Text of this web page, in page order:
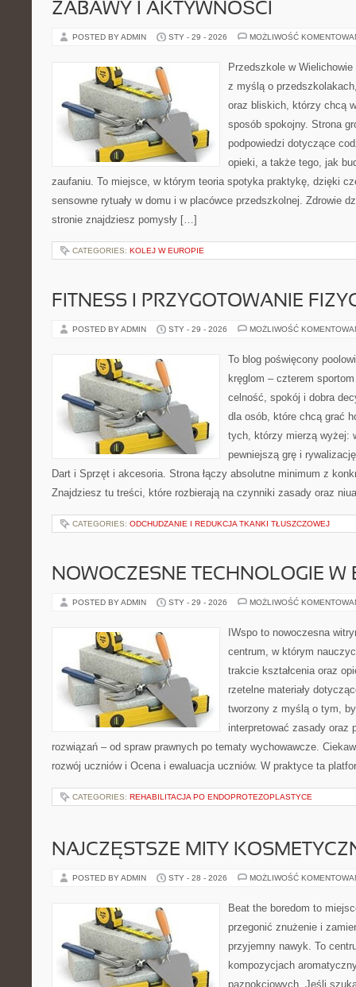
ZABAWY I AKTYWNOŚCI
POSTED BY ADMIN STY - 29 - 2026 MOŻLIWOŚĆ
Przedszkole w
z myślą o
oraz bliskich, którzy chcą
sposób spokojny. Strona
podpowiedzi dotyczące
opieki, a także tego, jak
zaufaniu. To miejsce, w którym teoria spotyka praktykę, dzięki
sensowne rytuały w domu i w placówce przedszkolnej. Zdrowie
stronie znajdziesz pomysły […]
CATEGORIES: KOLEJ W EUROPIE
FITNESS I PRZYGOTOWANIE
POSTED BY ADMIN STY - 29 - 2026 MOŻLIWOŚĆ
To blog poświęcony
kręglom – czterem
celność, spokój i dobra
dla osób, które chcą grać
tych, którzy mierzą wyżej:
pewniejszą grę i
Dart i Sprzęt i akcesoria. Strona łączy absolutne minimum z
Znajdziesz tu treści, które rozbierają na czynniki zasady oraz
CATEGORIES: ODCHUDZANIE I REDUKCJA TKANKI TŁUSZCZOWEJ
NOWOCZESNE TECHNOLOGIE W
POSTED BY ADMIN STY - 29 - 2026 MOŻLIWOŚĆ
IWspo to nowoczesna
centrum, w którym
trakcie kształcenia oraz
rzetelne materiały
tworzony z myślą o tym,
interpretować zasady oraz
rozwiązań – od spraw prawnych po tematy wychowawcze.
rozwój uczniów i Ocena i ewaluacja uczniów. W praktyce ta
CATEGORIES: REHABILITACJA PO ENDOPROTEZOPLASTYCE
NAJCZĘSTSZE MITY
POSTED BY ADMIN STY - 28 - 2026 MOŻLIWOŚĆ
Beat the boredom to
przegonić znużenie i
przyjemny nawyk. To
kompozycjach
paznokciowych. Jeśli